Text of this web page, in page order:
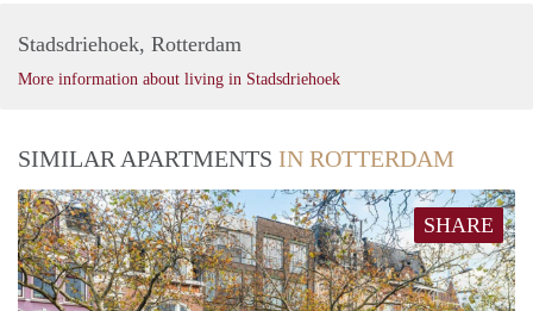
Stadsdriehoek, Rotterdam
More information about living in Stadsdriehoek
SIMILAR APARTMENTS IN ROTTERDAM
SHARE